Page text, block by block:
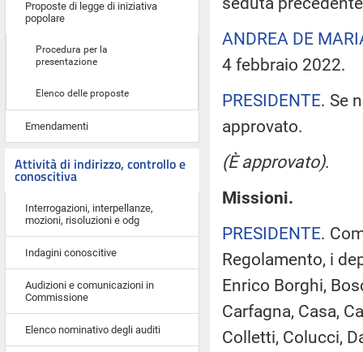
Proposte di legge di iniziativa
popolare
Procedura per la
presentazione
Elenco delle proposte
Emendamenti
Attività di indirizzo, controllo e
conoscitiva
Interrogazioni, interpellanze,
mozioni, risoluzioni e odg
Indagini conoscitive
Audizioni e comunicazioni in
Commissione
Elenco nominativo degli auditi
ANDREA DE
4 febbraio 2022.
PRESIDENTE. Se
approvato.
(È approvato).
Missioni.
PRESIDENTE.
Regolamento, i
Enrico Borghi,
Carfagna, Casa,
Colletti, Colucci,